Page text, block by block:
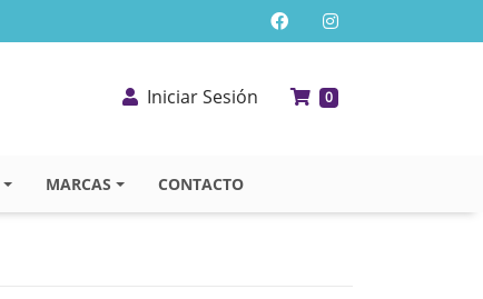
Iniciar Sesión 0
MARCAS CONTACTO